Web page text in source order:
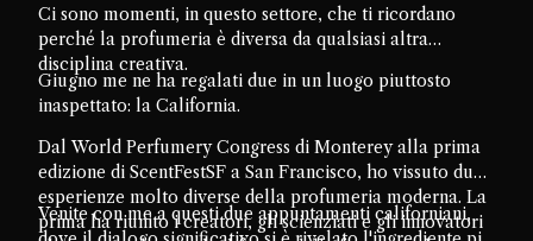
Ci sono momenti, in questo settore, che ti ricordano
perché la profumeria è diversa da qualsiasi altra
disciplina creativa.
Giugno me ne ha regalati due in un luogo piuttosto
inaspettato: la California.
Dal World Perfumery Congress di Monterey alla prima
edizione di ScentFestSF a San Francisco, ho vissuto due
esperienze molto diverse della profumeria moderna. La
prima ha riunito i creatori, gli scienziati e gli innovatori
Venite con me a questi due appuntamenti californiani,